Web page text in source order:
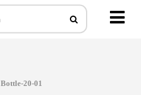
Bottle-20-01